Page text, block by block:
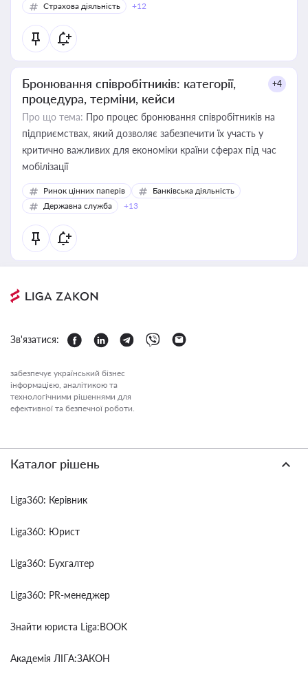
Страхова діяльність
+12
Бронювання співробітників: категорії,
процедура, терміни, кейси
+4
Про що тема: Про процес бронювання співробітників на
підприємствах, який дозволяє забезпечити їх участь у
критично важливих для економіки країни сферах під час
мобілізації
Ринок цінних паперів
Банківська діяльність
Державна служба
+13
Зв'язатися:
забезпечує український бізнес
інформацією, аналітикою та
технологічними рішеннями для
ефективної та безпечної роботи.
Каталог рішень
Liga360: Керівник
Liga360: Юрист
Liga360: Бухгалтер
Liga360: PR-менеджер
Знайти юриста Liga:BOOK
Академія ЛІГА:ЗАКОН